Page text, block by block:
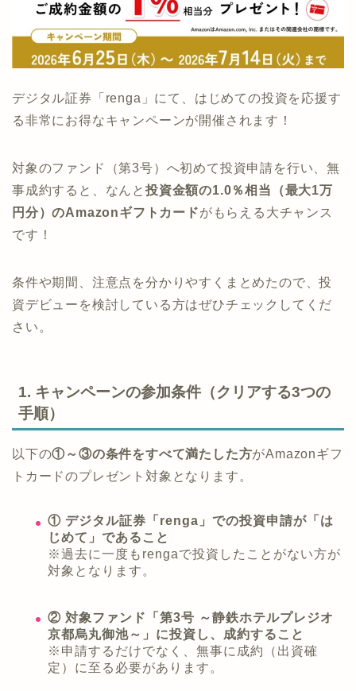
デジタル証券「renga」にて、はじめての投資を応援す
る非常にお得なキャンペーンが開催されます！
対象のファンド（第3号）へ初めて投資申請を行い、無
事成約すると、なんと 投資金額の1.0％相当（最大1万
円分）のAmazonギフトカードがもらえる大チャンス
です！
条件や期間、注意点を分かりやすくまとめたので、投
資デビューを検討している方はぜひチェックしてくだ
さい。
1. キャンペーンの参加条件（クリアする3つの
手順）
以下の①～③の条件をすべて満たした方がAmazonギフ
トカードのプレゼント対象となります。
① デジタル証券「renga」での投資申請が「は
じめて」であること
※過去に一度もrengaで投資したことがない方が
対象となります。
② 対象ファンド「第3号 ～静鉄ホテルプレジオ
京都烏丸御池～」に投資し、成約すること
※申請するだけでなく、無事に成約（出資確
定）に至る必要があります。